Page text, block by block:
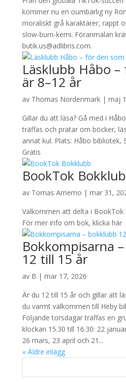
kommer nu en oumbärlig ny
moraliskt grå karaktärer, rappt
slow-burn-kemi. Föranmälan
butik.us@adlibris.com.
Läsklubb Håbo
är 8–12 år
av Thomas Nordenmark| maj
Gillar du att läsa? Gå med i
träffas och pratar om böcker,
annat kul. Plats: Håbo bibliotek,
Gratis
BookTok
av Tomas Arnemo | mar 31,
Välkommen att delta i BookTok
För mer info om bok, klicka här
Bokkompisarna
12 till 15 år
av B | mar 17, 2026
Är du 12 till 15 år och gillar att
du varmt välkommen till Heby
Följande torsdagar träffas en
klockan 15.30 till 16.30: 22
26 mars, 23 april och 21...
« Äldre inlägg